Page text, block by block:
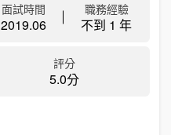
面試時間
2019.06
職務經驗
不到 1 年
評分
5.0分